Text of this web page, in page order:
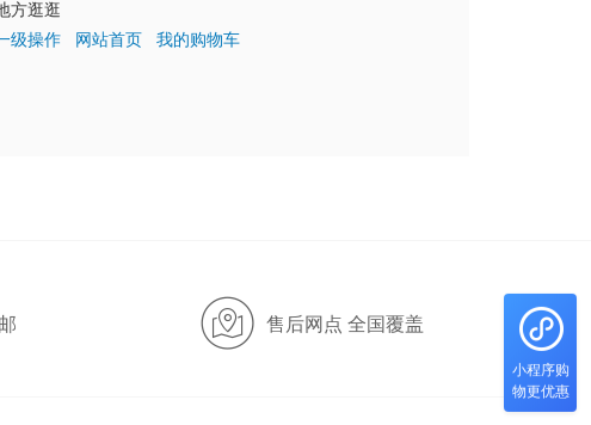
方逛逛
级操作
网站首页 我的购物车
售后网点 全国覆盖
小程序购
物更优惠